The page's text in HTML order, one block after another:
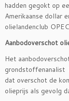
hadden gegokt op
Amerikaanse dollar
olielandenclub
Aanbodoverschot
Het
grondstoffenanalist
dat overschot de
olieprijs als gevolg